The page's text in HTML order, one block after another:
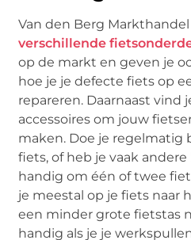
Van den Berg
verschillende
op de markt en geven je
hoe je je defecte fiets op
repareren. Daarnaast vind
accessoires om jouw
maken. Doe je regelmatig
fiets, of heb je vaak
handig om één of twee
je meestal op je fiets naar
een minder grote fietstas
handig als je je